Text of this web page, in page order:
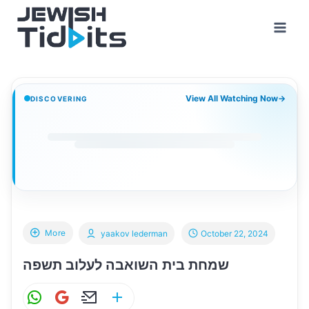
content
DISCOVERING View All Watching Now→
More
שמחת בית השואבה לעלוב תשפה
yaakov lederman October 22, 2024
W G
E